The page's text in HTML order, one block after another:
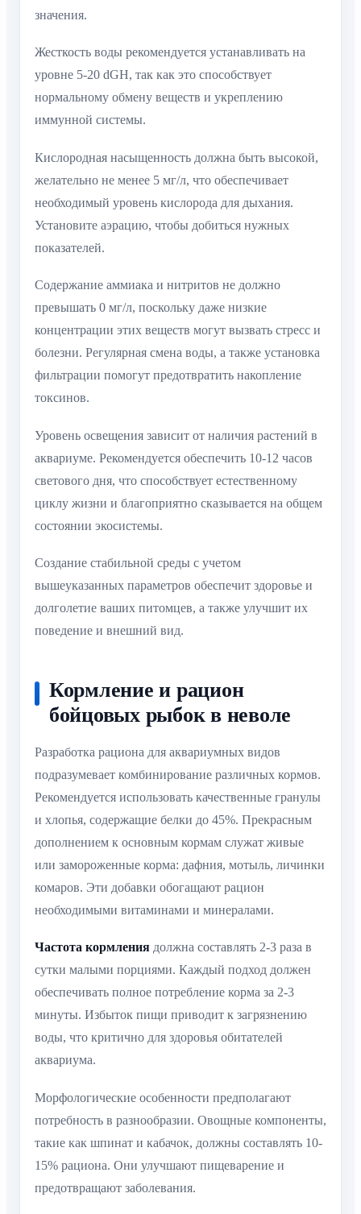
значения.
Жесткость воды рекомендуется устанавливать на
уровне 5-20 dGH, так как это способствует
нормальному обмену веществ и укреплению
иммунной системы.
Кислородная насыщенность должна быть высокой,
желательно не менее 5 мг/л, что обеспечивает
необходимый уровень кислорода для дыхания.
Установите аэрацию, чтобы добиться нужных
показателей.
Содержание аммиака и нитритов не должно
превышать 0 мг/л, поскольку даже низкие
концентрации этих веществ могут вызвать стресс и
болезни. Регулярная смена воды, а также установка
фильтрации помогут предотвратить накопление
токсинов.
Уровень освещения зависит от наличия растений в
аквариуме. Рекомендуется обеспечить 10-12 часов
светового дня, что способствует естественному
циклу жизни и благоприятно сказывается на общем
состоянии экосистемы.
Создание стабильной среды с учетом
вышеуказанных параметров обеспечит здоровье и
долголетие ваших питомцев, а также улучшит их
поведение и внешний вид.
Кормление и рацион
бойцовых рыбок в неволе
Разработка рациона для аквариумных видов
подразумевает комбинирование различных кормов.
Рекомендуется использовать качественные гранулы
и хлопья, содержащие белки до 45%. Прекрасным
дополнением к основным кормам служат живые
или замороженные корма: дафния, мотыль, личинки
комаров. Эти добавки обогащают рацион
необходимыми витаминами и минералами.
Частота кормления должна составлять 2-3 раза в
сутки малыми порциями. Каждый подход должен
обеспечивать полное потребление корма за 2-3
минуты. Избыток пищи приводит к загрязнению
воды, что критично для здоровья обитателей
аквариума.
Морфологические особенности предполагают
потребность в разнообразии. Овощные компоненты,
такие как шпинат и кабачок, должны составлять 10-
15% рациона. Они улучшают пищеварение и
предотвращают заболевания.